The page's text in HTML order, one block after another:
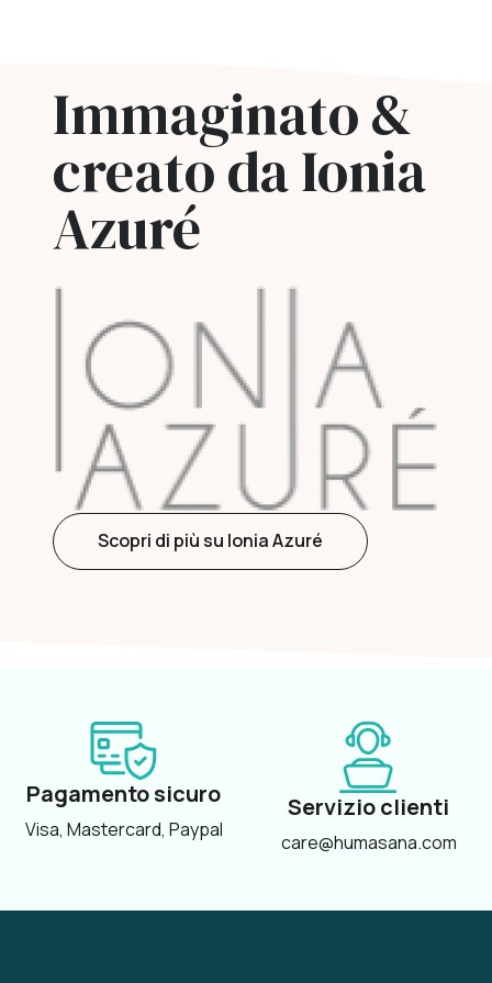
Immaginato &
creato da Ionia
Azuré
Scopri di più su Ionia Azuré
Pagamento sicuro
Visa, Mastercard, Paypal
Servizio clienti
care@humasana.com